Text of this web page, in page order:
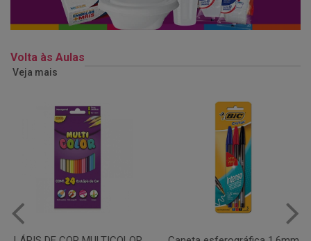
Volta às Aulas
Veja mais